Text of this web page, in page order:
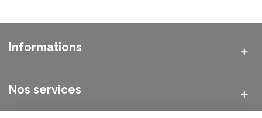
Informations
Nos services